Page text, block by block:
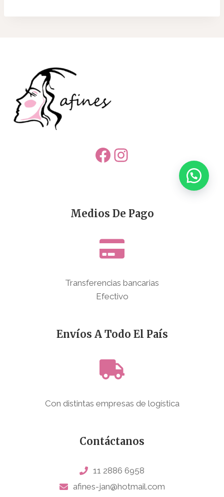
Facebook
Instagram
Medios De Pago
Transferencias bancarias
Efectivo
Envíos A Todo El País
Con distintas empresas de logística
Contáctanos
11 2886 6958
afines-jan@hotmail.com